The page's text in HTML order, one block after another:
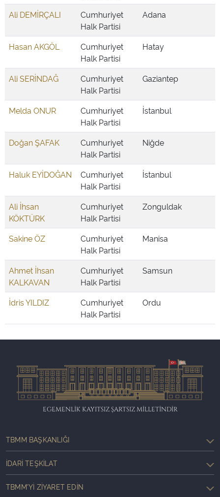
Ali DEMİRÇALI
Cumhuriyet
Halk Partisi
Adana
Hasan AKGÖL
Cumhuriyet
Halk Partisi
Hatay
Ali SERİNDAĞ
Cumhuriyet
Halk Partisi
Gaziantep
Melda ONUR
Cumhuriyet
Halk Partisi
İstanbul
Doğan ŞAFAK
Cumhuriyet
Halk Partisi
Niğde
Haluk EYİDOĞAN
Cumhuriyet
Halk Partisi
İstanbul
Ali İhsan
KÖKTÜRK
Cumhuriyet
Halk Partisi
Zonguldak
Sakine ÖZ
Cumhuriyet
Halk Partisi
Manisa
Ahmet İhsan
KALKAVAN
Cumhuriyet
Halk Partisi
Samsun
İdris YILDIZ
Cumhuriyet
Halk Partisi
Ordu
EGEMENLİK KAYITSIZ ŞARTSIZ MİLLETİNDİR
TBMM BAŞKANLIĞI
İDARI TEŞKILAT
TBMM'YI ZIYARET EDIN